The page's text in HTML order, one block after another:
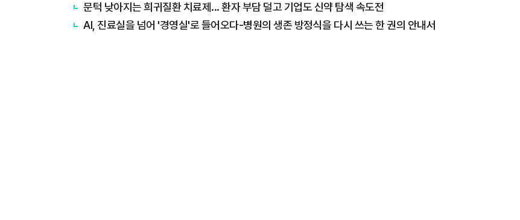
문턱 낮아지는 희귀질환 치료제... 환자 부담 덜고 기업도 신약 탐색 속도전
AI, 진료실을 넘어 '경영실'로 들어오다-병원의 생존 방정식을 다시 쓰는 한 권의 안내서